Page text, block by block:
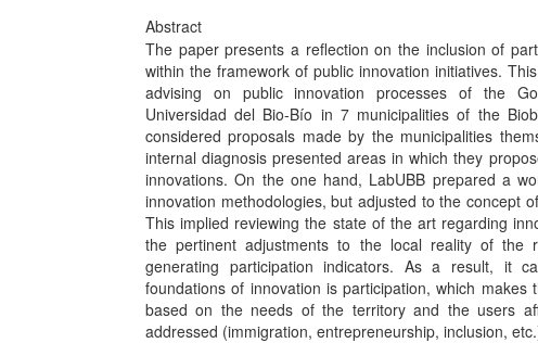
Abstract
The paper presents a reflection on the inclusion of
within the framework of public innovation initiatives.
advising on public innovation processes of the
Universidad del Bio-Bío in 7 municipalities of the
considered proposals made by the municipalities
internal diagnosis presented areas in which they
innovations. On the one hand, LabUBB prepared a
innovation methodologies, but adjusted to the concept
This implied reviewing the state of the art regarding
the pertinent adjustments to the local reality of the
generating participation indicators. As a result, it
foundations of innovation is participation, which makes
based on the needs of the territory and the users
addressed (immigration, entrepreneurship, inclusion,